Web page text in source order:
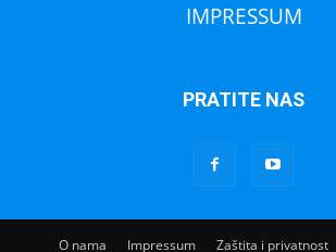
IMPRESSUM
PRATITE NAS
O nama Impressum Zaštita i privatnost